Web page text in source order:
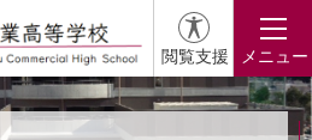
閲覧支援 メニュー